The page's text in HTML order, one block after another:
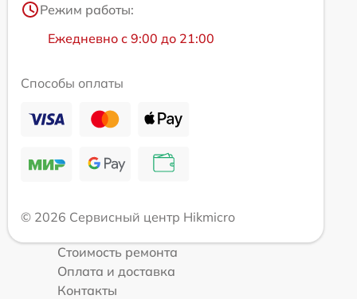
Режим работы:
Ежедневно с 9:00 до 21:00
Способы оплаты
© 2026 Сервисный центр Hikmicro
Стоимость ремонта
Оплата и доставка
Контакты